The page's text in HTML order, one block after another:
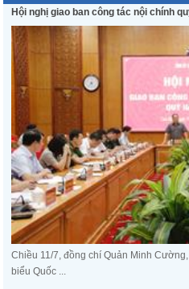
Hội nghị giao ban công tác nội chính
Chiều 11/7, đồng chí Quản Minh
biểu Quốc ...